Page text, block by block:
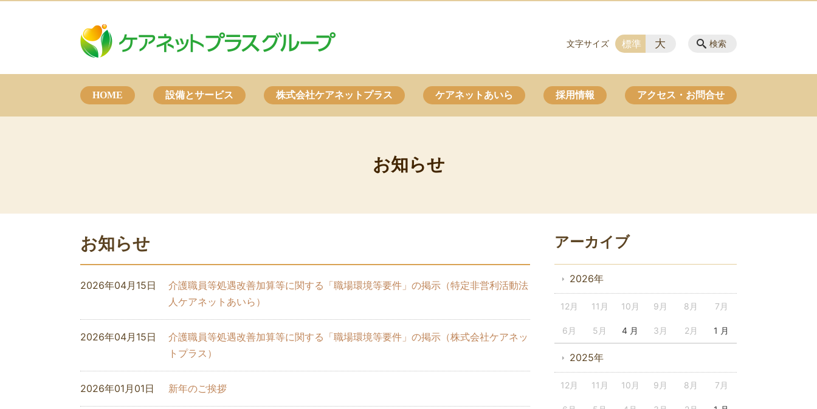
HOME 設備とサービス 株式会社ケアネットプラス ケアネットあいら 採用情報 アクセス・お問合せ
検索
文字サイズ 標準 大
お知らせ
お知らせ
介護職員等処遇改善加算等に関する「職場環境等要件」の掲示（特定非営利活動法
人ケアネットあいら）
2026年04月15日
介護職員等処遇改善加算等に関する「職場環境等要件」の掲示（株式会社ケアネッ
トプラス）
2026年04月15日
新年のご挨拶
2026年01月01日
アーカイブ
2026年
12月 11月 10月 9月 8月 7月
6月 5月 4 月 3月 2月 1 月
2025年
12月 11月 10月 9月 8月 7月